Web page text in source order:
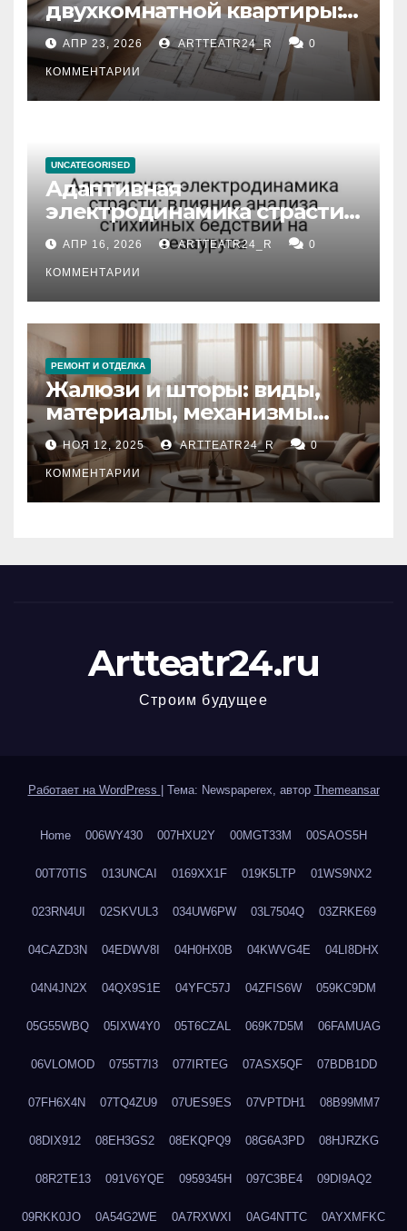
двухкомнатной квартиры:
планировка, площадь,
состояние и документация
АПР 23, 2026 ARTTEATR24_R 0
КОММЕНТАРИИ
UNCATEGORISED
Адаптивная
электродинамика страсти:
влияние анализа
стихийных бедствий на
тезауруса
АПР 16, 2026 ARTTEATR24_R 0
КОММЕНТАРИИ
РЕМОНТ И ОТДЕЛКА
Жалюзи и шторы: виды,
материалы, механизмы
управления и уход
НОЯ 12, 2025 ARTTEATR24_R 0
КОММЕНТАРИИ
Artteatr24.ru
Строим будущее
Работает на WordPress | Тема: Newspaperex, автор Themeansar
Home 006WY430 007HXU2Y 00MGT33M 00SAOS5H
00T70TIS 013UNCAI 0169XX1F 019K5LTP 01WS9NX2
023RN4UI 02SKVUL3 034UW6PW 03L7504Q 03ZRKE69
04CAZD3N 04EDWV8I 04H0HX0B 04KWVG4E 04LI8DHX
04N4JN2X 04QX9S1E 04YFC57J 04ZFIS6W 059KC9DM
05G55WBQ 05IXW4Y0 05T6CZAL 069K7D5M 06FAMUAG
06VLOMOD 0755T7I3 077IRTEG 07ASX5QF 07BDB1DD
07FH6X4N 07TQ4ZU9 07UES9ES 07VPTDH1 08B99MM7
08DIX912 08EH3GS2 08EKQPQ9 08G6A3PD 08HJRZKG
08R2TE13 091V6YQE 0959345H 097C3BE4 09DI9AQ2
09RKK0JO 0A54G2WE 0A7RXWXI 0AG4NTTC 0AYXMFKC